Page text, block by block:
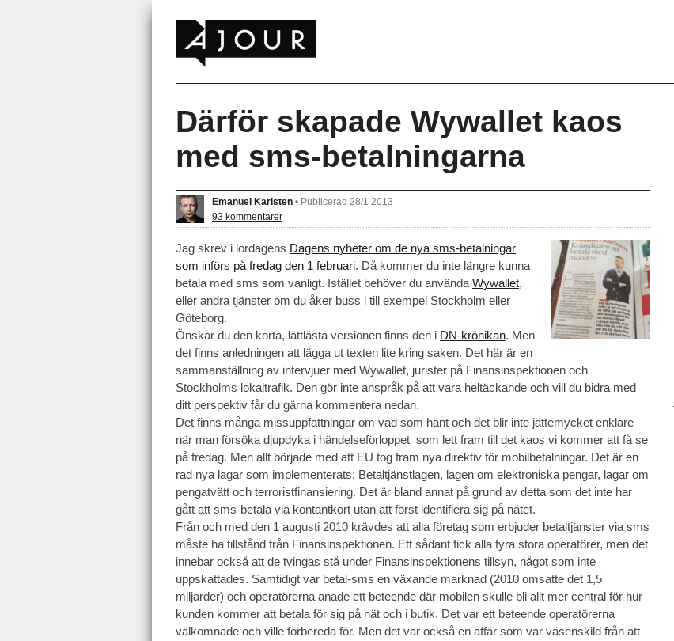
Därför skapade Wywallet kaos
med sms-betalningarna
Emanuel Karlsten • Publicerad 28/1 2013
93 kommentarer
Jag skrev i lördagens Dagens nyheter om de nya sms-betalningar
som införs på fredag den 1 februari. Då kommer du inte längre kunna
betala med sms som vanligt. Istället behöver du använda Wywallet,
eller andra tjänster om du åker buss i till exempel Stockholm eller
Göteborg.
Önskar du den korta, lättlästa versionen finns den i DN-krönikan. Men
det finns anledningen att lägga ut texten lite kring saken. Det här är en
sammanställning av intervjuer med Wywallet, jurister på Finansinspektionen och
Stockholms lokaltrafik. Den gör inte anspråk på att vara heltäckande och vill du bidra med
ditt perspektiv får du gärna kommentera nedan.
Det finns många missuppfattningar om vad som hänt och det blir inte jättemycket enklare
när man försöka djupdyka i händelseförloppet som lett fram till det kaos vi kommer att få se
på fredag. Men allt började med att EU tog fram nya direktiv för mobilbetalningar. Det är en
rad nya lagar som implementerats: Betaltjänstlagen, lagen om elektroniska pengar, lagar om
pengatvätt och terroristfinansiering. Det är bland annat på grund av detta som det inte har
gått att sms-betala via kontantkort utan att först identifiera sig på nätet.
Från och med den 1 augusti 2010 krävdes att alla företag som erbjuder betaltjänster via sms
måste ha tillstånd från Finansinspektionen. Ett sådant fick alla fyra stora operatörer, men det
innebar också att de tvingas stå under Finansinspektionens tillsyn, något som inte
uppskattades. Samtidigt var betal-sms en växande marknad (2010 omsatte det 1,5
miljarder) och operatörerna anade ett beteende där mobilen skulle bli allt mer central för hur
kunden kommer att betala för sig på nät och i butik. Det var ett beteende operatörerna
välkomnade och ville förbereda för. Men det var också en affär som var väsenskild från att